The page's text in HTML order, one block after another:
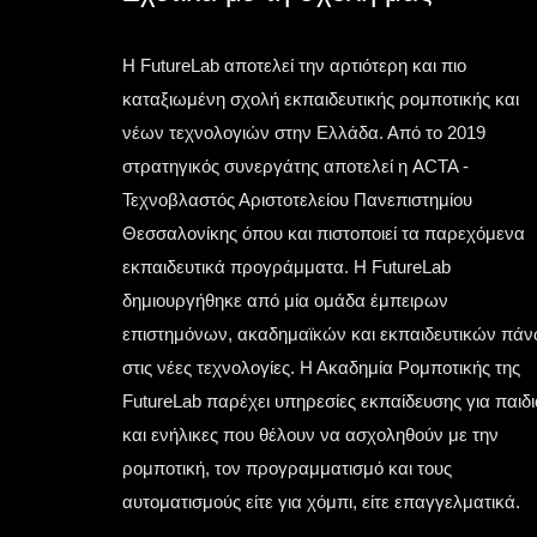
Η FutureLab αποτελεί την αρτιότερη και πιο
καταξιωμένη σχολή εκπαιδευτικής ρομποτικής και
νέων τεχνολογιών στην Ελλάδα. Από το 2019
στρατηγικός συνεργάτης αποτελεί η ACTA -
Τεχνοβλαστός Αριστοτελείου Πανεπιστημίου
Θεσσαλονίκης όπου και πιστοποιεί τα παρεχόμενα
εκπαιδευτικά προγράμματα. Η FutureLab
δημιουργήθηκε από μία ομάδα έμπειρων
επιστημόνων, ακαδημαϊκών και εκπαιδευτικών
στις νέες τεχνολογίες. Η Ακαδημία Ρομποτικής της
FutureLab παρέχει υπηρεσίες εκπαίδευσης για
και ενήλικες που θέλουν να ασχοληθούν με την
ρομποτική, τον προγραμματισμό και τους
αυτοματισμούς είτε για χόμπι, είτε επαγγελματικά.